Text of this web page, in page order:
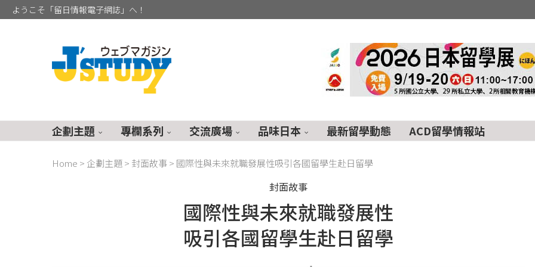
ようこそ「留日情報電子網誌」へ！
企劃主題 專欄系列 交流廣場 品味日本 最新留學動態 ACD留學情報站
Home > 企劃主題> 封面故事> 國際性與未來就職發展性吸引各國留學生赴日留學
封面故事
國際性與未來就職發展性
吸引各國留學生赴日留學